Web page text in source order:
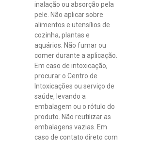
inalação ou absorção pela
pele. Não aplicar sobre
alimentos e utensílios de
cozinha, plantas e
aquários. Não fumar ou
comer durante a aplicação.
Em caso de intoxicação,
procurar o Centro de
Intoxicações ou serviço de
saúde, levando a
embalagem ou o rótulo do
produto. Não reutilizar as
embalagens vazias. Em
caso de contato direto com